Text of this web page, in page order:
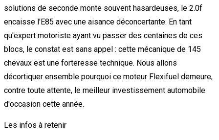
solutions de seconde monte souvent hasardeuses, le 2.0f
encaisse l'E85 avec une aisance déconcertante. En tant
qu'expert motoriste ayant vu passer des centaines de ces
blocs, le constat est sans appel : cette mécanique de 145
chevaux est une forteresse technique. Nous allons
décortiquer ensemble pourquoi ce moteur Flexifuel demeure,
contre toute attente, le meilleur investissement automobile
d'occasion cette année.
Les infos à retenir